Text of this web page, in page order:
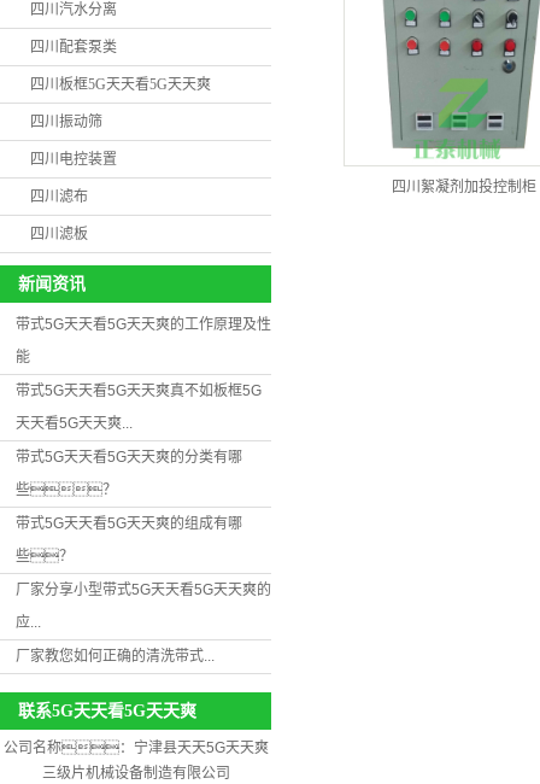
四川汽水分离
四川配套泵类
四川板框5G天天看5G天天爽
四川振动筛
四川电控装置
四川滤布
四川滤板
新闻资讯
带式5G天天看5G天天爽的工作原理及性
能
带式5G天天看5G天天爽真不如板框5G
天天看5G天天爽...
带式5G天天看5G天天爽的分类有哪
些？
带式5G天天看5G天天爽的组成有哪
些？
厂家分享小型带式5G天天看5G天天爽的
应...
厂家教您如何正确的清洗带式...
联系5G天天看5G天天爽
公司名称：宁津县天天5G天天爽
三级片机械设备制造有限公司
四川絮凝剂加投控制柜